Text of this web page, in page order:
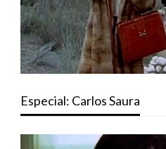
Especial: Carlos Saura